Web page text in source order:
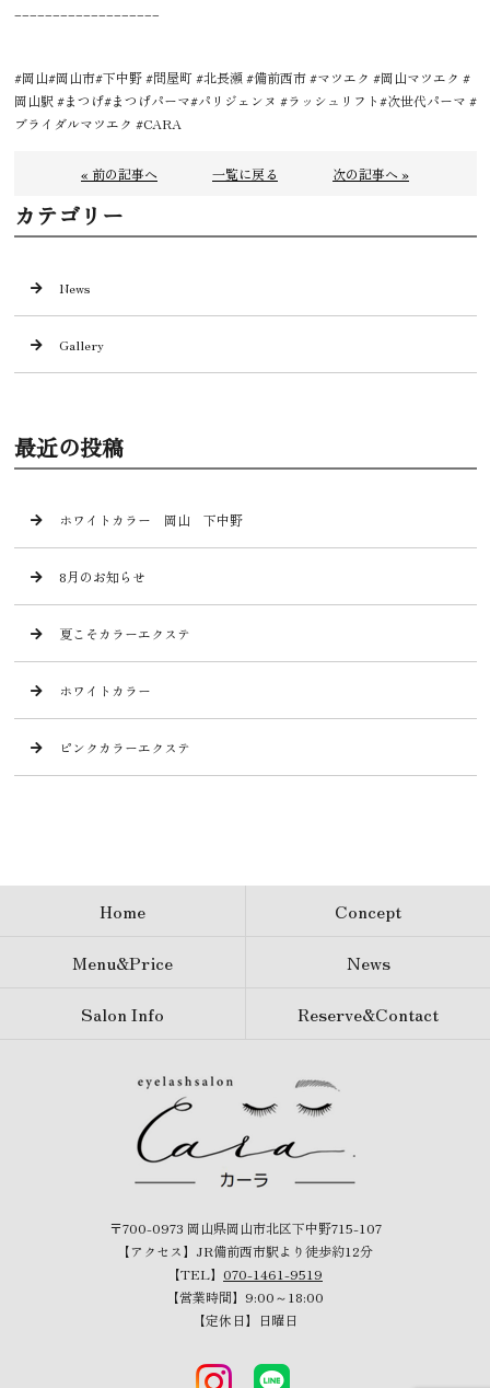
#岡山#岡山市#下中野 #問屋町 #北長瀬 #備前西市 #マツエク #岡山マツエク #
岡山駅 #まつげ#まつげパーマ#パリジェンヌ #ラッシュリフト#次世代パーマ #
ブライダルマツエク #CARA
« 前の記事へ 一覧に戻る 次の記事へ »
カテゴリー
News
Gallery
最近の投稿
ホワイトカラー 岡山 下中野
8月のお知らせ
夏こそカラーエクステ
ホワイトカラー
ピンクカラーエクステ
Home
Concept
Menu&Price
News
Salon Info
Reserve&Contact
〒700-0973 岡山県岡山市北区下中野715-107
【アクセス】JR備前西市駅より徒歩約12分
【TEL】 070-1461-9519
【営業時間】9:00～18:00
【定休日】日曜日